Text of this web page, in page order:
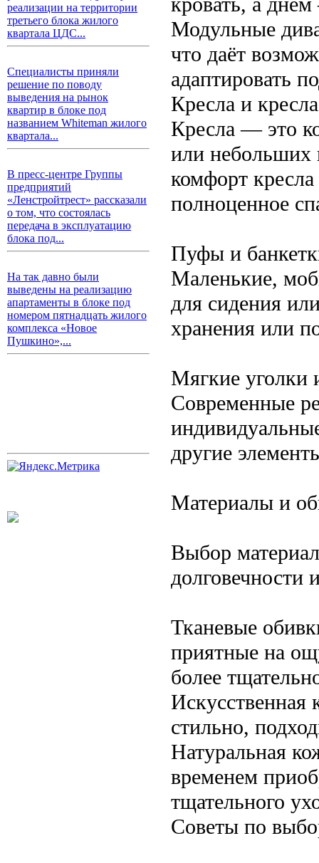
реализации на территории
третьего блока жилого
квартала ЦДС...
Специалисты приняли
решение по поводу
выведения на рынок
квартир в блоке под
названием Whiteman жилого
квартала...
В пресс-центре Группы
предприятий
«Ленстройтрест» рассказали
о том, что состоялась
передача в эксплуатацию
блока под...
На так давно были
выведены на реализацию
апартаменты в блоке под
номером пятнадцать жилого
комплекса «Новое
Пушкино»,...
Модульные
что даёт
адаптировать
Кресла и
Кресла — это
или небольших
комфорт
полноценное
Пуфы и
Маленькие,
для сидения
хранения или
Мягкие уголки
Современные
другие
Материалы и
Выбор
долговечности
Тканевые
приятные на
более
Искусственная
стильно,
Натуральная
временем
тщательного
Советы по